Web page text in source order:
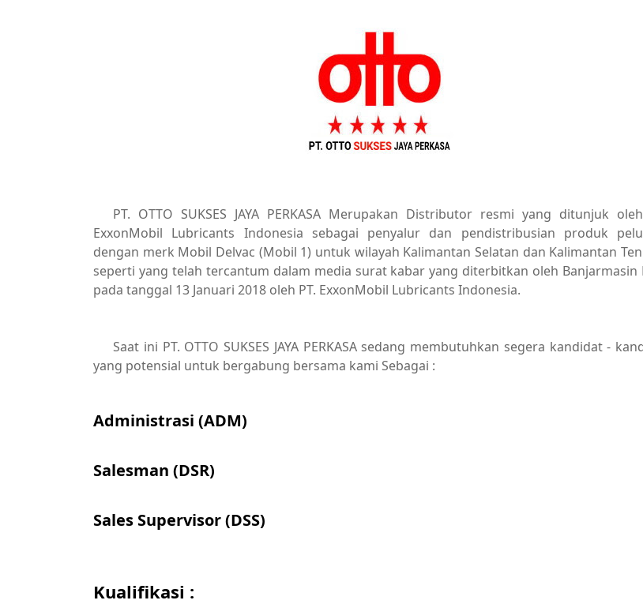
PT. OTTO SUKSES JAYA PERKASA Merupakan Distributor resmi yang ditunjuk
ExxonMobil Lubricants Indonesia sebagai penyalur dan pendistribusian produk
dengan merk Mobil Delvac (Mobil 1) untuk wilayah Kalimantan Selatan dan Kalimantan
seperti yang telah tercantum dalam media surat kabar yang diterbitkan oleh Banjarmasin
pada tanggal 13 Januari 2018 oleh PT. ExxonMobil Lubricants Indonesia.
Saat ini PT. OTTO SUKSES JAYA PERKASA sedang membutuhkan segera kandidat -
yang potensial untuk bergabung bersama kami Sebagai :
Administrasi (ADM)
Salesman (DSR)
Sales Supervisor (DSS)
Kualifikasi :